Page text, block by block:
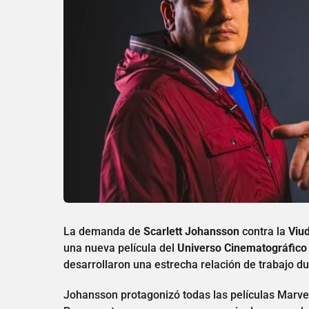
La demanda de Scarlett Johansson contra la
una nueva película del Universo
desarrollaron una estrecha relación de trabajo
Johansson protagonizó todas las películas